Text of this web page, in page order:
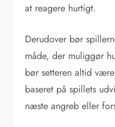
at reagere hurtigt.
Derudover bør
måde, der muliggør
bør setteren altid
baseret på spillets
næste angreb eller